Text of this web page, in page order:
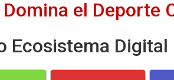
el Deporte
Ecosistema Digital